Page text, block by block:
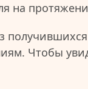
на
Чтобы